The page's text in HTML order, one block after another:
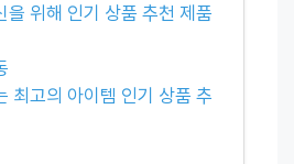
을 위해 인기 상품 추천 제품
최고의 아이템 인기 상품 추